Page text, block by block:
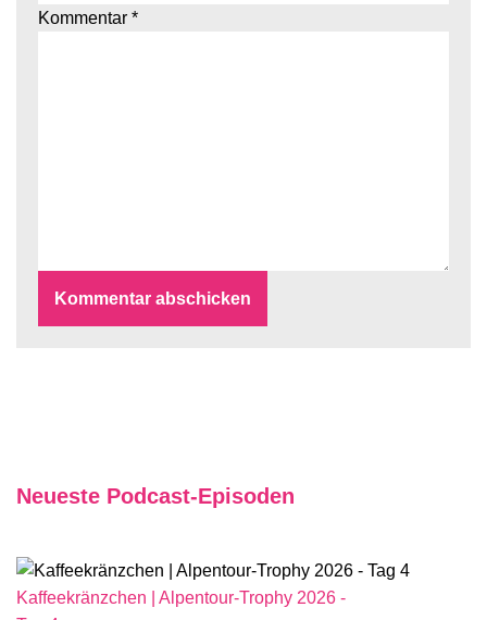
Kommentar *
Neueste Podcast-Episoden
Kaffeekränzchen | Alpentour-Trophy 2026 -